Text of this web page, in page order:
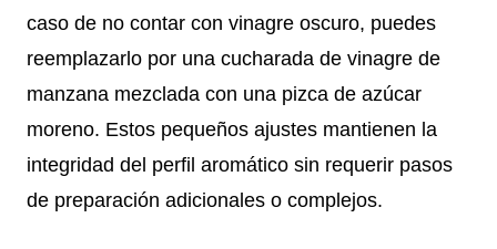
caso de no contar con vinagre oscuro, puedes
reemplazarlo por una cucharada de vinagre de
manzana mezclada con una pizca de azúcar
moreno. Estos pequeños ajustes mantienen la
integridad del perfil aromático sin requerir pasos
de preparación adicionales o complejos.